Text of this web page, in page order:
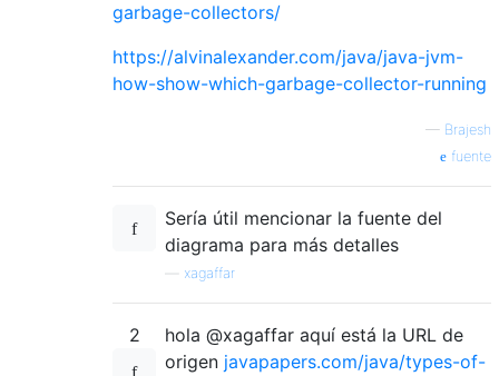
garbage-collectors/
https://alvinalexander.com/java/java-jvm-
how-show-which-garbage-collector-running
— Brajesh
fuente
Sería útil mencionar la fuente del
diagrama para más detalles
xagaffar
2
hola @xagaffar aquí está la URL de
origen javapapers.com/java/types-of-